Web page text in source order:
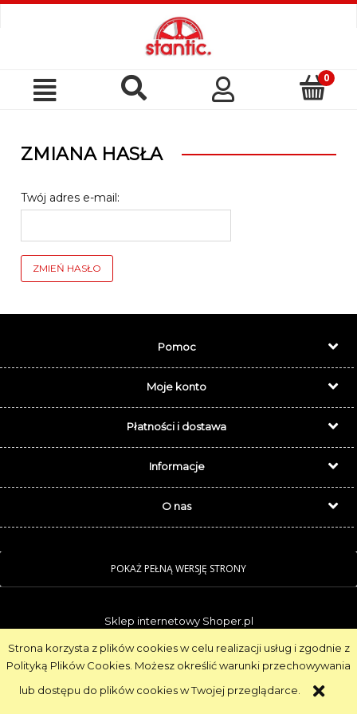
Strona korzysta z plików cookies w celu realizacji usług i zgodnie z
Polityką Plików Cookies. Możesz określić warunki przechowywania
lub dostępu do plików cookies w Twojej przeglądarce.
ZMIANA HASŁA
Twój adres e-mail:
ZMIEŃ HASŁO
Pomoc
Moje konto
Płatności i dostawa
Informacje
O nas
POKAŻ PEŁNĄ WERSJĘ STRONY
Sklep internetowy Shoper.pl
Realizacja:NahoMedia.com